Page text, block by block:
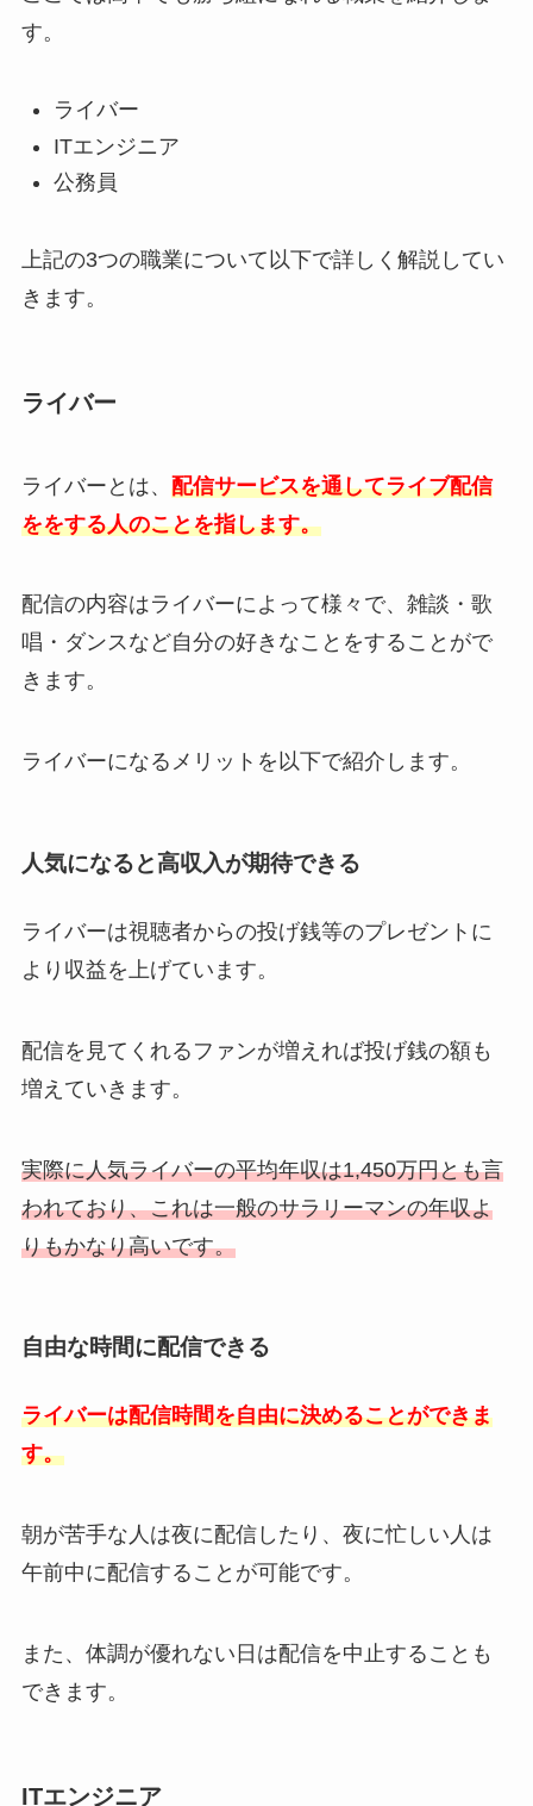
す。
ライバー
ITエンジニア
公務員
上記の3つの職業について以下で詳しく解説してい
きます。
ライバー
ライバーとは、 配信サービスを通してライブ配信
ををする人のことを指します。
配信の内容はライバーによって様々で、雑談・歌
唱・ダンスなど自分の好きなことをすることがで
きます。
ライバーになるメリットを以下で紹介します。
人気になると高収入が期待できる
ライバーは視聴者からの投げ銭等のプレゼントに
より収益を上げています。
配信を見てくれるファンが増えれば投げ銭の額も
増えていきます。
実際に人気ライバーの平均年収は1,450万円とも言
われており、これは一般のサラリーマンの年収よ
りもかなり高いです。
自由な時間に配信できる
ライバーは配信時間を自由に決めることができま
す。
朝が苦手な人は夜に配信したり、夜に忙しい人は
午前中に配信することが可能です。
また、体調が優れない日は配信を中止することも
できます。
ITエンジニア